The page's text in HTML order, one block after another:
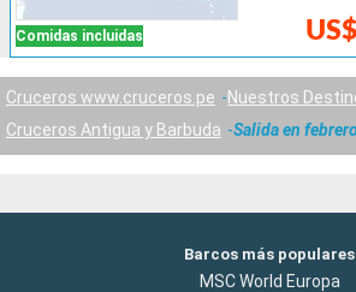
Comidas incluidas
Cruceros www.cruceros.pe
Nuestros
Cruceros Antigua y Barbuda
Salida en
Barcos más populares
MSC World Europa